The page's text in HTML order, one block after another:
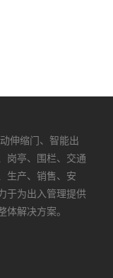
伸缩门、智能出
岗亭、围栏、交通
生产、销售、安
于为出入管理提供
体解决方案。